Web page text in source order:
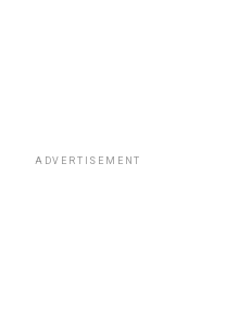
ADVERTISEMENT